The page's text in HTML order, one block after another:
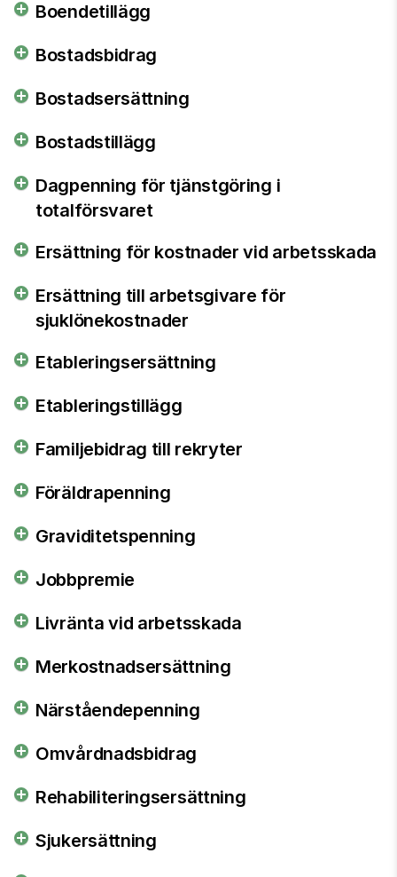
Boendetillägg
Bostadsbidrag
Bostadsersättning
Bostadstillägg
Dagpenning för tjänstgöring i
totalförsvaret
Ersättning för kostnader vid arbetsskada
Ersättning till arbetsgivare för
sjuklönekostnader
Etableringsersättning
Etableringstillägg
Familjebidrag till rekryter
Föräldrapenning
Graviditetspenning
Jobbpremie
Livränta vid arbetsskada
Merkostnadsersättning
Närståendepenning
Omvårdnadsbidrag
Rehabiliteringsersättning
Sjukersättning